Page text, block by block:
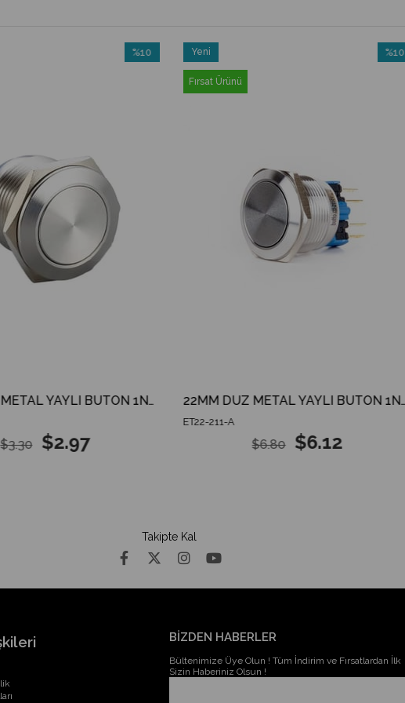
19MM DÜZ METAL YAYLI BUTON 1NO IP67
$2.97
$3.30
%10
22MM DÜZ METAL YAYLI BUTON 1NO IP67 PASLANMAZ
ET22-211-A
$6.12
$6.80
%10
Yeni
Ürün
Fırsat Ürünü
Takipte Kal
BİZDEN HABERLER
Bültenimize Üye Olun ! Tüm İndirim ve Fırsatlardan İlk
Sizin Haberiniz Olsun !